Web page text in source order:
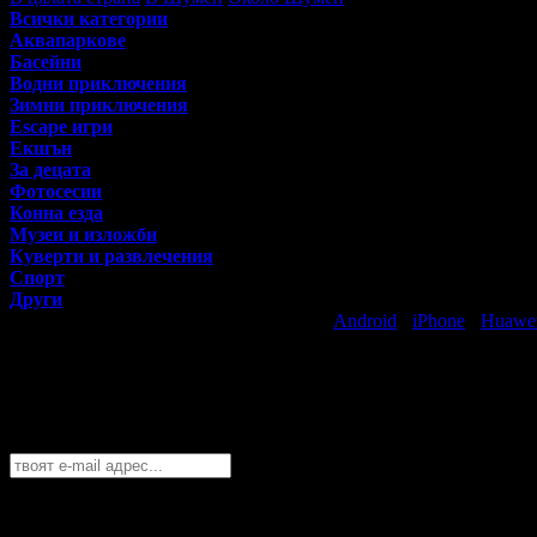
Всички категории
Аквапаркове
Басейни
Водни приключения
Зимни приключения
Escape игри
Екшън
За децата
Фотосесии
Конна езда
Музеи и изложби
Куверти и развлечения
Спорт
Други
Android iPhone